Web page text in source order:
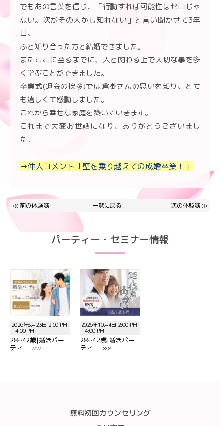
でもあの言葉を信じ、「行動すれば可能性はゼロじゃ
ない。次がその人かも知れない」と言い聞かせて3年
目。
ふと知り合った方と結婚できました。
またここに至るまでに、人と関わる上で大切な事を多
く学ぶことができました。
卒業式(退会の挨拶)では倉掛さんの思いを知り、とて
も嬉しくて感動しました。
これから幸せな家庭を築いていきます。
これまで大変お世話になり、ありがとうございまし
た。
→仲人コメント「壁を乗り越えての成婚卒業！」
≪ 前の体験談 一覧に戻る 次の体験談 ≫
パーティー・セミナー情報
2026年8月23日 2:00 PM
- 4:00 PM
28~42歳|婚活パー
ティー »»
2026年10月4日 2:00 PM
- 4:00 PM
28~42歳|婚活パー
ティー »»
無料初回カウンセリング